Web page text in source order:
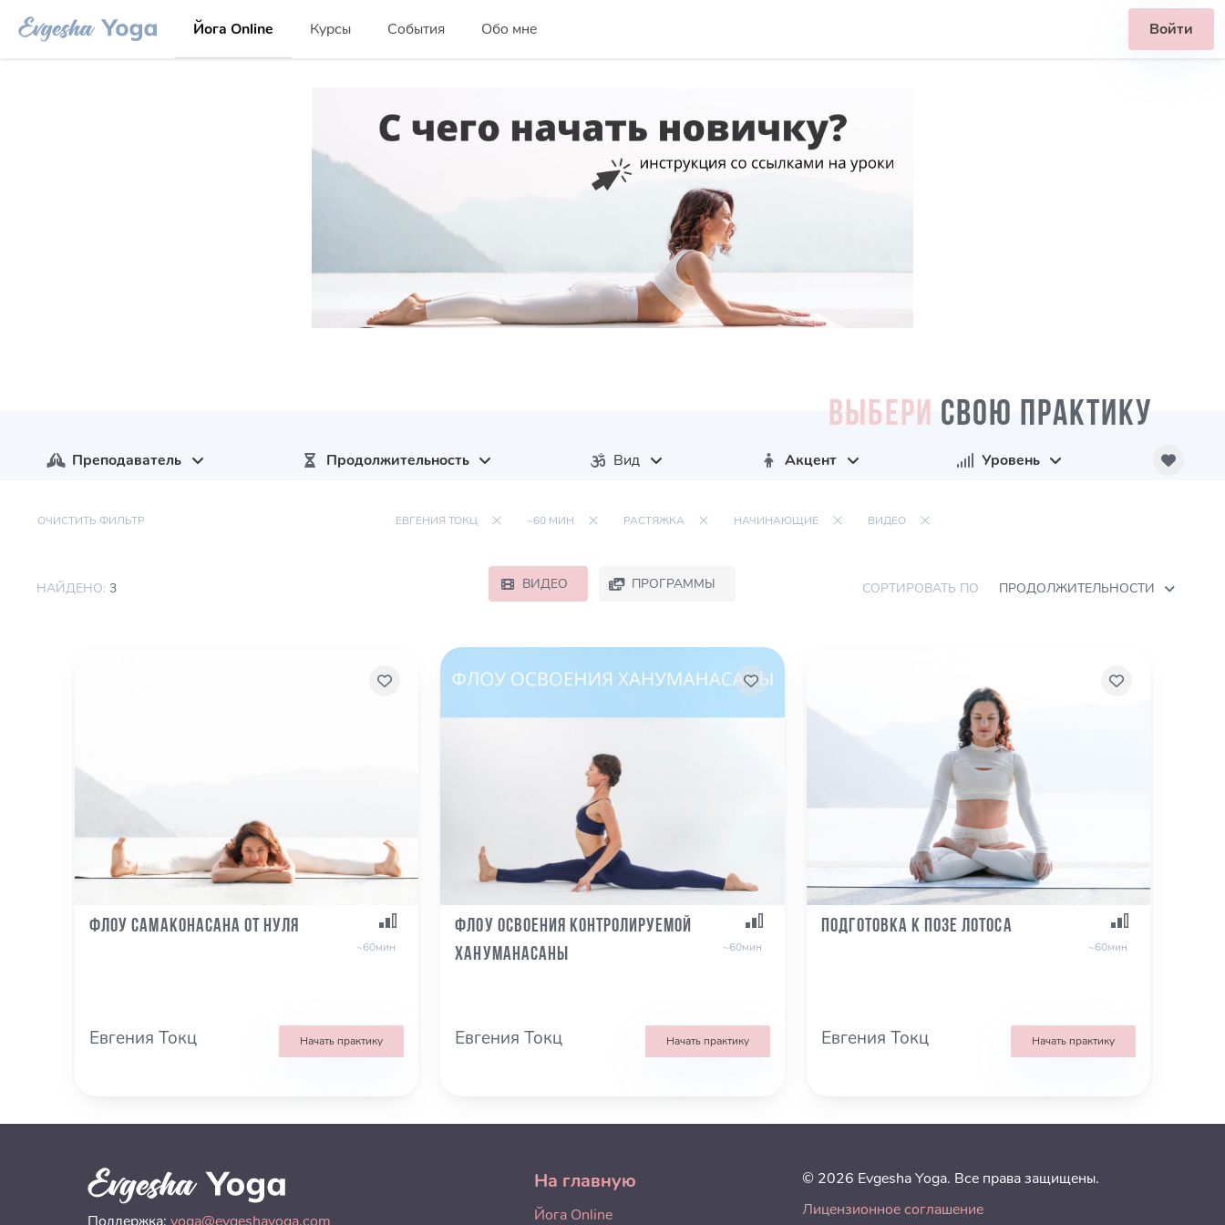
Йога Online Курсы События Обо мне Войти
ВЫБЕРИ СВОЮ ПРАКТИКУ
Преподаватель Продолжительность Вид Акцент Уровень
ОЧИСТИТЬ ФИЛЬТР ЕВГЕНИЯ ТОКЦ ~60 МИН РАСТЯЖКА НАЧИНАЮЩИЕ ВИДЕО
НАЙДЕНО: 3 ВИДЕО ПРОГРАММЫ СОРТИРОВАТЬ ПО ПРОДОЛЖИТЕЛЬНОСТИ
Флоу самаконасана от нуля
~60мин
Евгения Токц Начать практику
Флоу освоения контролируемой
хануманасаны
~60мин
Евгения Токц Начать практику
Подготовка к позе лотоса
~60мин
Евгения Токц Начать практику
На главную
Йога Online
© 2026 Evgesha Yoga. Все права защищены.
Лицензионное соглашение